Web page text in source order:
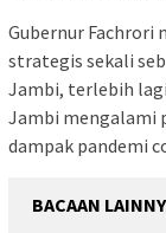
Gubernur Fachrori
strategis sekali
Jambi, terlebih
Jambi mengalami
dampak pandemi
BACAAN